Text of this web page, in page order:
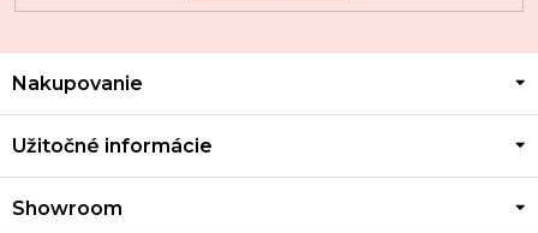
Z
p
t
Nakupovanie
Užitočné informácie
Showroom